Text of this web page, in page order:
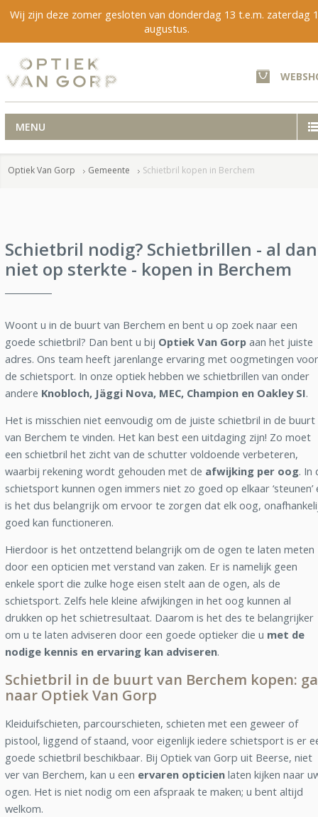
Wij zijn deze zomer gesloten van donderdag 13 t.e.m. zaterdag
augustus.
MENU
Optiek Van Gorp Gemeente Schietbril kopen in Berchem
Schietbril nodig? Schietbrillen - al dan
niet op sterkte - kopen in Berchem
Woont u in de buurt van Berchem en bent u op zoek naar een
goede schietbril? Dan bent u bij Optiek Van Gorp aan het juiste
adres. Ons team heeft jarenlange ervaring met oogmetingen voor
de schietsport. In onze optiek hebben we schietbrillen van onder
andere Knobloch, Jäggi Nova, MEC, Champion en Oakley SI.
Het is misschien niet eenvoudig om de juiste schietbril in de buurt
van Berchem te vinden. Het kan best een uitdaging zijn! Zo moet
een schietbril het zicht van de schutter voldoende verbeteren,
waarbij rekening wordt gehouden met de afwijking per oog. In
schietsport kunnen ogen immers niet zo goed op elkaar ‘steunen’
is het dus belangrijk om ervoor te zorgen dat elk oog,
goed kan functioneren.
Hierdoor is het ontzettend belangrijk om de ogen te laten meten
door een opticien met verstand van zaken. Er is namelijk geen
enkele sport die zulke hoge eisen stelt aan de ogen, als de
schietsport. Zelfs hele kleine afwijkingen in het oog kunnen al
drukken op het schietresultaat. Daarom is het des te belangrijker
om u te laten adviseren door een goede optieker die u met de
nodige kennis en ervaring kan adviseren.
Schietbril in de buurt van Berchem kopen: ga
naar Optiek Van Gorp
Kleiduifschieten, parcourschieten, schieten met een geweer of
pistool, liggend of staand, voor eigenlijk iedere schietsport is er
goede schietbril beschikbaar. Bij Optiek van Gorp uit Beerse, niet
ver van Berchem, kan u een ervaren opticien laten kijken naar
ogen. Het is niet nodig om een afspraak te maken; u bent altijd
welkom.